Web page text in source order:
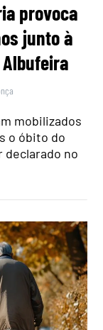
provoca
junto à
mobilizados
o óbito do
declarado no